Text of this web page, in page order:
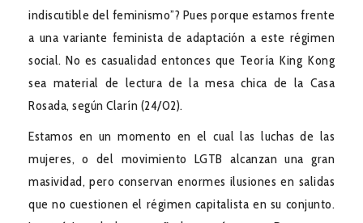
indiscutible del feminismo”? Pues porque estamos frente
a una variante feminista de adaptación a este régimen
social. No es casualidad entonces que Teoría King Kong
sea material de lectura de la mesa chica de la Casa
Rosada, según Clarín (24/02).
Estamos en un momento en el cual las luchas de las
mujeres, o del movimiento LGTB alcanzan una gran
masividad, pero conservan enormes ilusiones en salidas
que no cuestionen el régimen capitalista en su conjunto.